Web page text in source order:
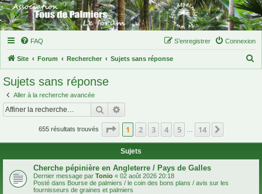
FAQ Connexion
S’enregistrer
Site Forum Rechercher Sujets sans réponse
c
Sujets sans réponse
Aller à la recherche avancée
Rechercher
655 résultats trouvés Page 1sur14
1 2 3 4 5 14
Sujets
Cherche pépinière en Angleterre / Pays de Galles
Dernier message par Tonio « 02 août 2026 20:18
Posté dans Bourse de palmiers / le coin des bons plans / avis sur les
fournisseurs de graines et palmiers